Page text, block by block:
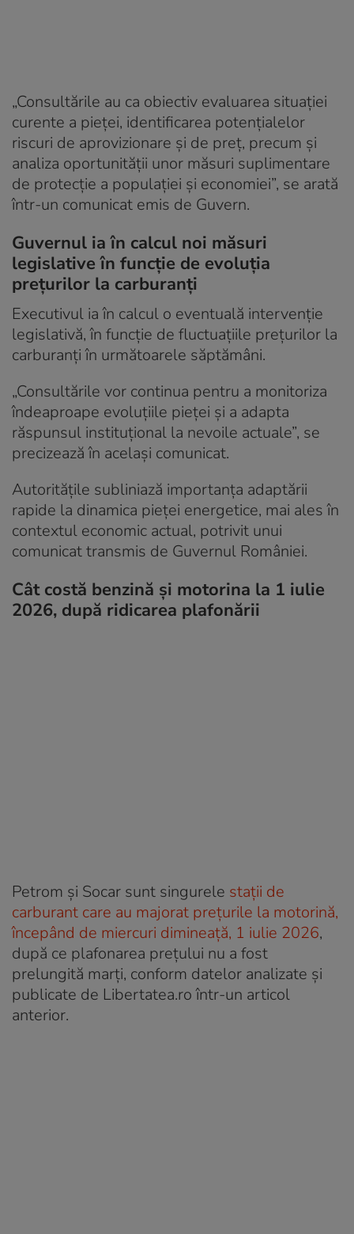
„Consultările au ca obiectiv evaluarea situaţiei
curente a pieţei, identificarea potenţialelor
riscuri de aprovizionare şi de preţ, precum şi
analiza oportunităţii unor măsuri suplimentare
de protecţie a populaţiei şi economiei”, se arată
într-un comunicat emis de Guvern.
Guvernul ia în calcul noi măsuri
legislative în funcție de evoluția
prețurilor la carburanți
Executivul ia în calcul o eventuală intervenție
legislativă, în funcție de fluctuațiile prețurilor la
carburanți în următoarele săptămâni.
„Consultările vor continua pentru a monitoriza
îndeaproape evoluțiile pieței și a adapta
răspunsul instituțional la nevoile actuale”, se
precizează în același comunicat.
Autoritățile subliniază importanța adaptării
rapide la dinamica pieței energetice, mai ales în
contextul economic actual, potrivit unui
comunicat transmis de Guvernul României.
Cât costă benzină și motorina la 1 iulie
2026, după ridicarea plafonării
Petrom și Socar sunt singurele stații de
carburant care au majorat prețurile la motorină,
începând de miercuri dimineață, 1 iulie 2026,
după ce plafonarea prețului nu a fost
prelungită marți, conform datelor analizate și
publicate de Libertatea.ro într-un articol
anterior.